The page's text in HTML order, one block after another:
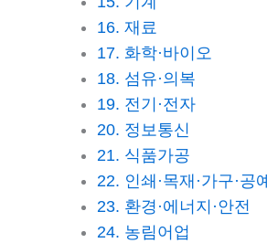
16. 재료
17. 화학·바이오
18. 섬유·의복
19. 전기·전자
20. 정보통신
21. 식품가공
22. 인쇄·목재·가구·공예
23. 환경·에너지·안전
24. 농림어업